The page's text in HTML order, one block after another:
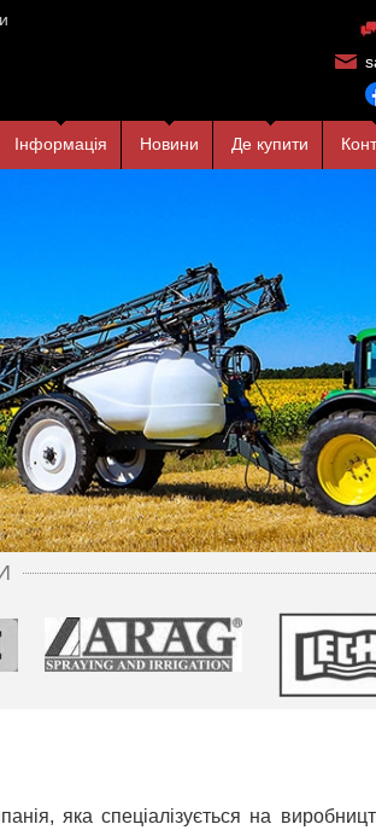
Iнформацiя Новини Де купити
яка спецiалiзується на